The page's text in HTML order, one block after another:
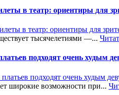
в театр: ориентиры для
тысячелетиями —...
подходят очень худым
широкие возможности при...